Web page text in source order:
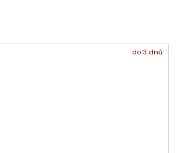
do 3 dnů